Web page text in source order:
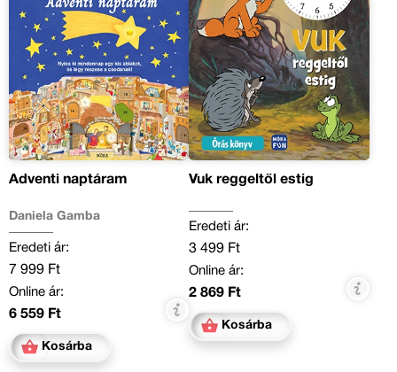
Adventi naptáram
Daniela Gamba
Eredeti ár:
7 999 Ft
Online ár:
6 559 Ft
Kosárba
Vuk reggeltől estig
Eredeti ár:
3 499 Ft
Online ár:
2 869 Ft
Kosárba